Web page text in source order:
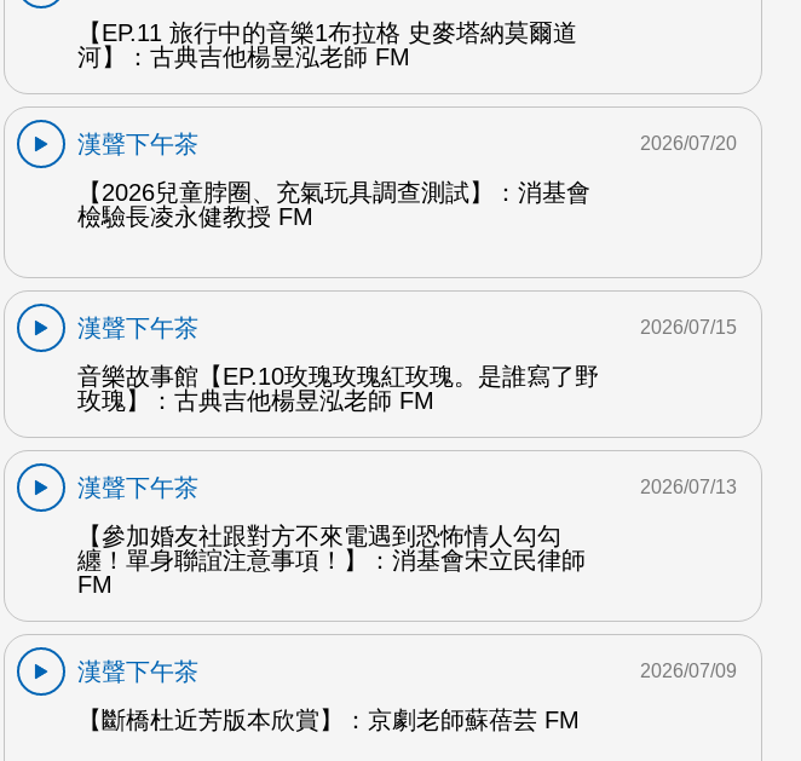
【EP.11 旅行中的音樂1布拉格 史麥塔納莫爾道
河】：古典吉他楊昱泓老師 FM
漢聲下午茶
【2026兒童脖圈、充氣玩具調查測試】：消基會
檢驗長凌永健教授 FM
2026/07/20
漢聲下午茶
音樂故事館【EP.10玫瑰玫瑰紅玫瑰。是誰寫了野
玫瑰】：古典吉他楊昱泓老師 FM
2026/07/15
漢聲下午茶
【參加婚友社跟對方不來電遇到恐怖情人勾勾
纏！單身聯誼注意事項！】：消基會宋立民律師
FM
2026/07/13
漢聲下午茶
【斷橋杜近芳版本欣賞】：京劇老師蘇蓓芸 FM
2026/07/09